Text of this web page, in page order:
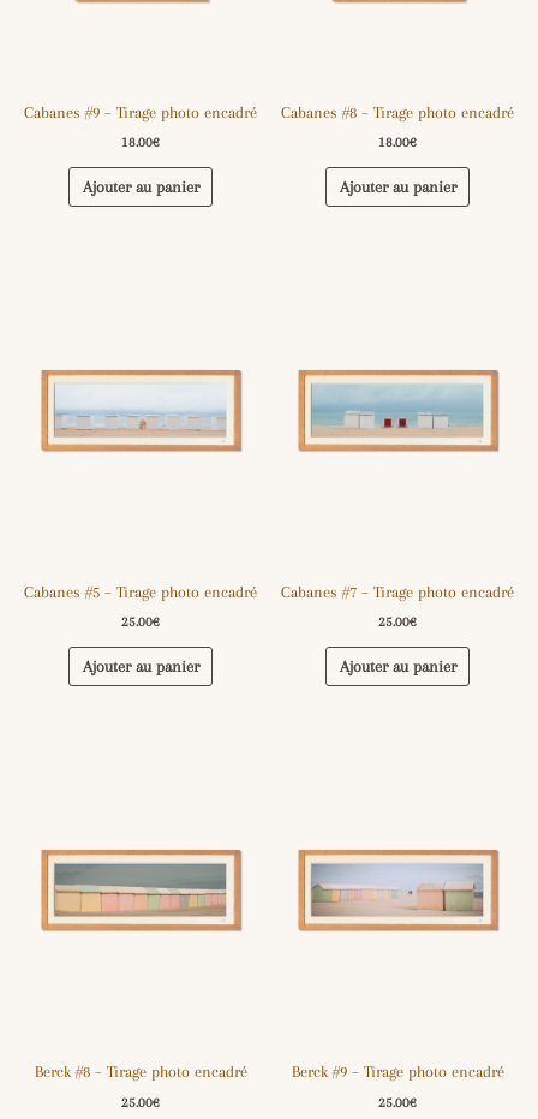
Cabanes #9 – Tirage photo encadré
18.00€
Ajouter au panier
Cabanes #8 – Tirage photo encadré
18.00€
Ajouter au panier
Cabanes #5 – Tirage photo encadré
25.00€
Ajouter au panier
Cabanes #7 – Tirage photo encadré
25.00€
Ajouter au panier
Berck #8 – Tirage photo encadré
25.00€
Berck #9 – Tirage photo encadré
25.00€